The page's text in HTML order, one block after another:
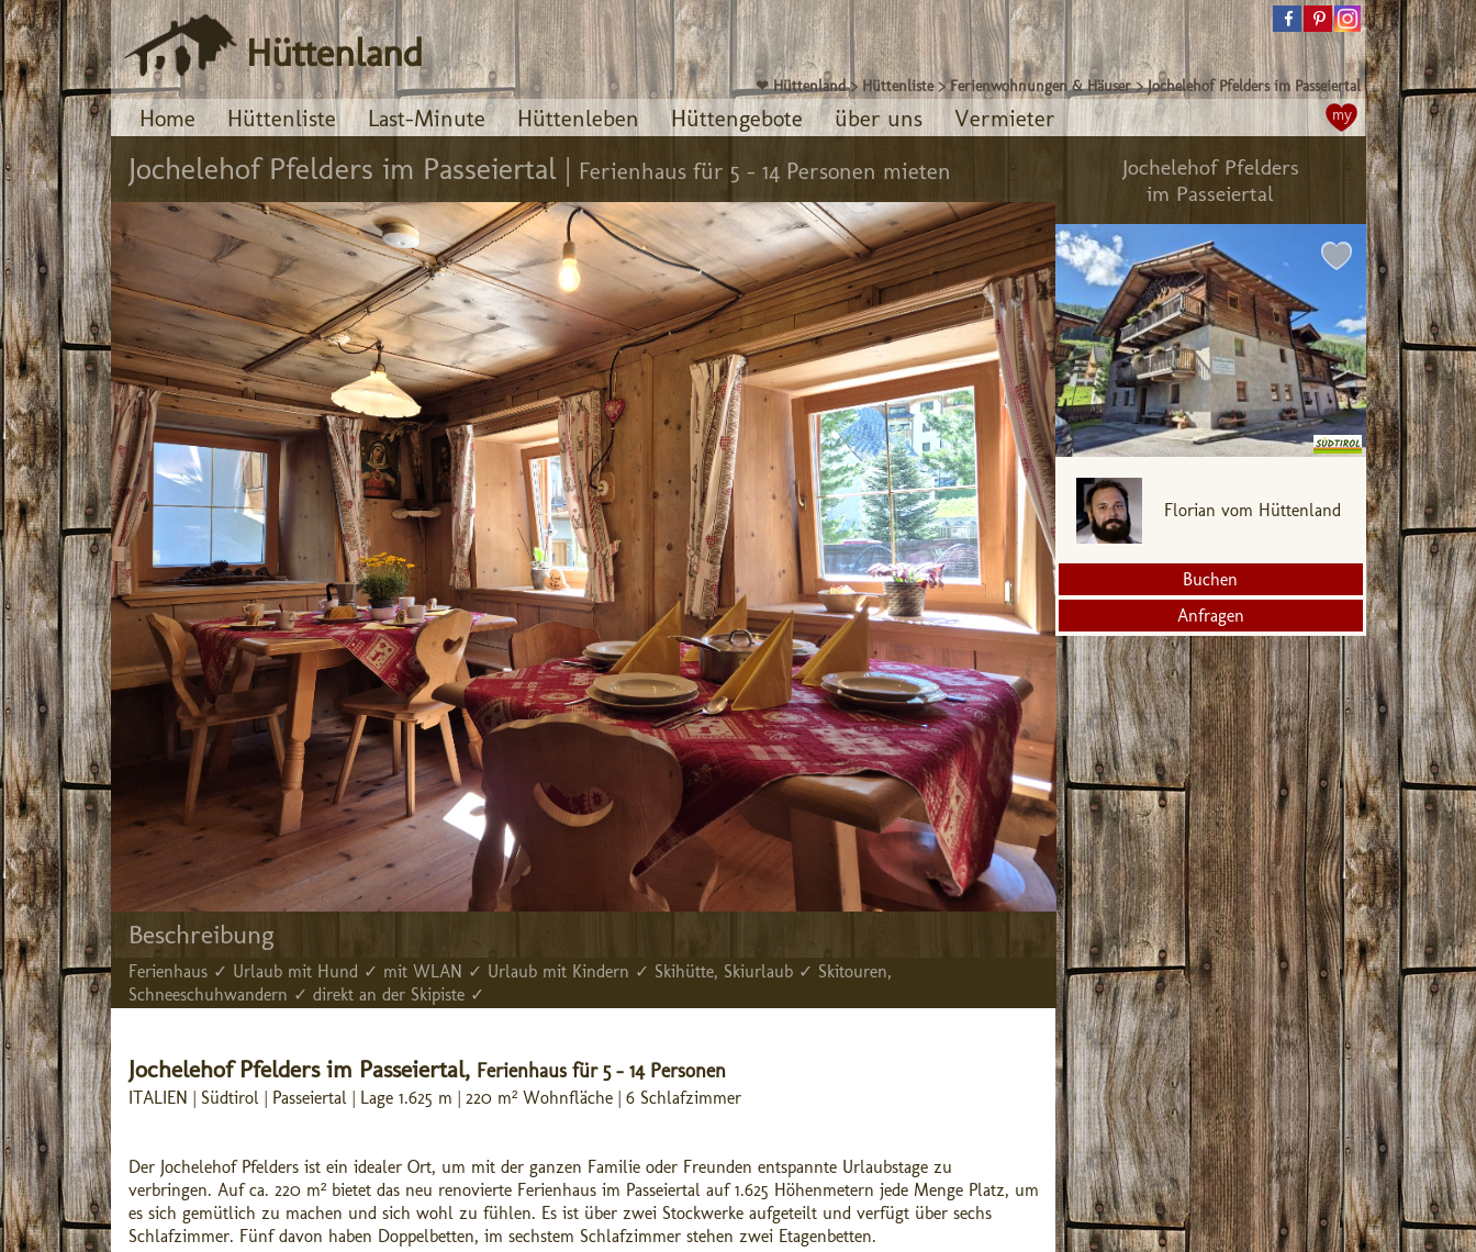
❤ Hüttenland >Hüttenliste >Ferienwohnungen & Häuser >Jochelehof Pfelders im Passeiertal
Hüttenland
Home Hüttenliste Last-Minute Hüttenleben Hüttengebote über uns Vermieter my
Jochelehof Pfelders im Passeiertal | Ferienhaus für 5 - 14 Personen mieten
Beschreibung
Ferienhaus ✓ Urlaub mit Hund ✓ mit WLAN ✓ Urlaub mit Kindern ✓ Skihütte, Skiurlaub ✓ Skitouren,
Schneeschuhwandern ✓ direkt an der Skipiste ✓
Jochelehof Pfelders im Passeiertal, Ferienhaus für 5 - 14 Personen
ITALIEN | Südtirol | Passeiertal | Lage 1.625 m | 220 m² Wohnfläche | 6 Schlafzimmer
Der Jochelehof Pfelders ist ein idealer Ort, um mit der ganzen Familie oder Freunden entspannte Urlaubstage zu
verbringen. Auf ca. 220 m² bietet das neu renovierte Ferienhaus im Passeiertal auf 1.625 Höhenmetern jede Menge Platz, um
es sich gemütlich zu machen und sich wohl zu fühlen. Es ist über zwei Stockwerke aufgeteilt und verfügt über sechs
Schlafzimmer. Fünf davon haben Doppelbetten, im sechstem Schlafzimmer stehen zwei Etagenbetten.
Jochelehof Pfelders
im Passeiertal
Florian vom Hüttenland
Buchen
Anfragen